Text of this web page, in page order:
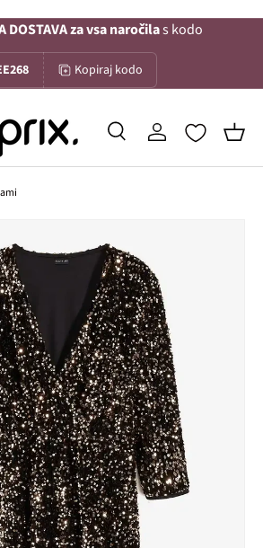
DOSTAVA za vsa naročilas kodo
Kopiraj kodo
IskanjePrijava
o izdelku